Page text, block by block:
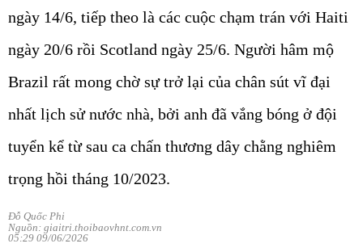
ngày 14/6, tiếp theo là các cuộc chạm trán với Haiti
ngày 20/6 rồi Scotland ngày 25/6. Người hâm mộ
Brazil rất mong chờ sự trở lại của chân sút vĩ đại
nhất lịch sử nước nhà, bởi anh đã vắng bóng ở đội
tuyển kể từ sau ca chấn thương dây chằng nghiêm
trọng hồi tháng 10/2023.
Đỗ Quốc Phi
Nguồn: giaitri.thoibaovhnt.com.vn
05:29 09/06/2026